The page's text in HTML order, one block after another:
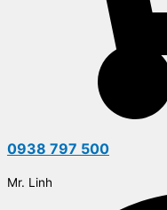
0938 797 500
Mr. Linh